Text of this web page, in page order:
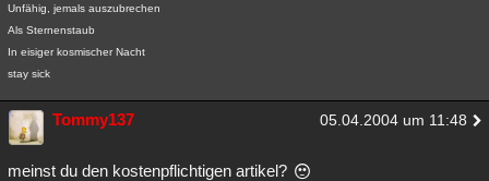
Unfähig, jemals auszubrechen
Als Sternenstaub
In eisiger kosmischer Nacht
stay sick
Tommy137 05.04.2004 um 11:48
meinst du den kostenpflichtigen artikel?